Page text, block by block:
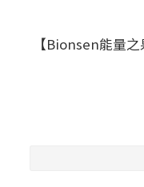
【Bionsen能量